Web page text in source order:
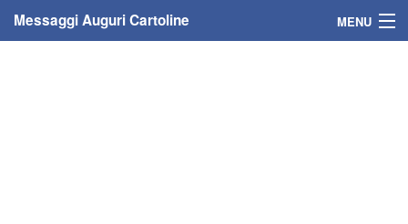
Messaggi Auguri Cartoline MENU